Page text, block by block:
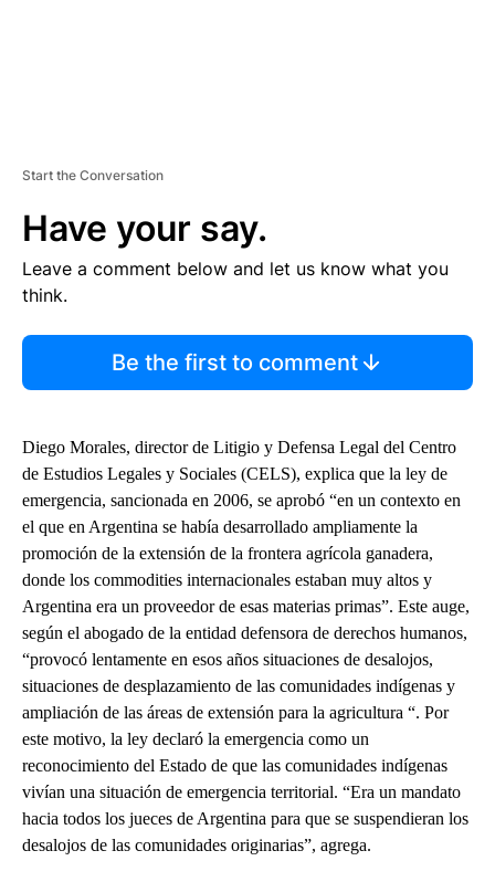
Start the Conversation
Have your say.
Leave a comment below and let us know what you
think.
Be the first to comment
Diego Morales, director de Litigio y Defensa Legal del Centro
de Estudios Legales y Sociales (CELS), explica que la ley de
emergencia, sancionada en 2006, se aprobó “en un contexto en
el que en Argentina se había desarrollado ampliamente la
promoción de la extensión de la frontera agrícola ganadera,
donde los commodities internacionales estaban muy altos y
Argentina era un proveedor de esas materias primas”. Este auge,
según el abogado de la entidad defensora de derechos humanos,
“provocó lentamente en esos años situaciones de desalojos,
situaciones de desplazamiento de las comunidades indígenas y
ampliación de las áreas de extensión para la agricultura “. Por
este motivo, la ley declaró la emergencia como un
reconocimiento del Estado de que las comunidades indígenas
vivían una situación de emergencia territorial. “Era un mandato
hacia todos los jueces de Argentina para que se suspendieran los
desalojos de las comunidades originarias”, agrega.